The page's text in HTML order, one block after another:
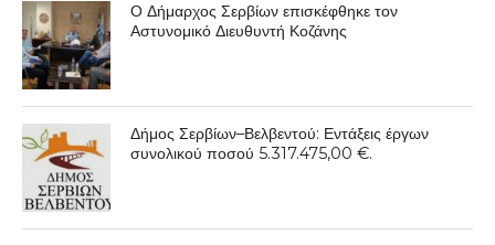
Ο Δήμαρχος Σερβίων επισκέφθηκε τον
Αστυνομικό Διευθυντή Κοζάνης
Δήμος Σερβίων–Βελβεντού: Εντάξεις έργων
συνολικού ποσού 5.317.475,00 €.